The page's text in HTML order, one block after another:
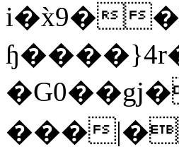
i�x̀9�
���